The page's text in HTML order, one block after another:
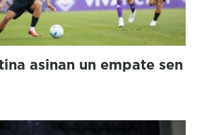
asinan un empate sen